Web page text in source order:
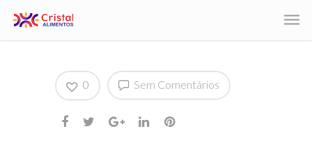
Sem Comentários
0